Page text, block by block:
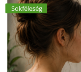
Sokféleség